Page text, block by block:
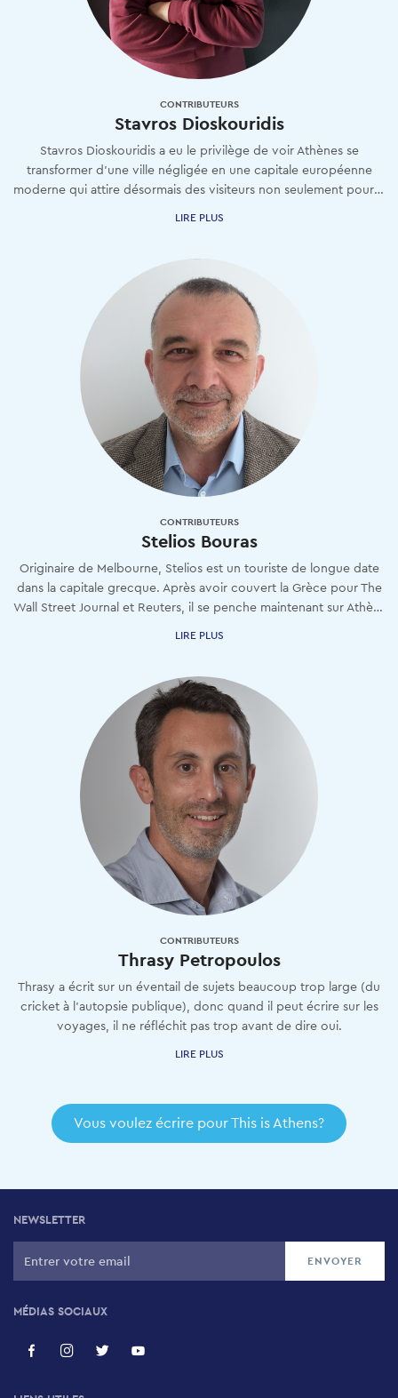
CONTRIBUTEURS
Stavros Dioskouridis
Stavros Dioskouridis a eu le privilège de voir Athènes se
transformer d'une ville négligée en une capitale européenne
moderne qui attire désormais des visiteurs non seulement pour le Parthénon et le beau temps, mais aussi pour sa riche culture et son mode de vie
LIRE PLUS
CONTRIBUTEURS
Stelios Bouras
Originaire de Melbourne, Stelios est un touriste de longue date
dans la capitale grecque. Après avoir couvert la Grèce pour The
Wall Street Journal et Reuters, il se penche maintenant sur Athènes et ses secrets.
LIRE PLUS
CONTRIBUTEURS
Thrasy Petropoulos
Thrasy a écrit sur un éventail de sujets beaucoup trop large (du
cricket à l'autopsie publique), donc quand il peut écrire sur les
voyages, il ne réfléchit pas trop avant de dire oui.
LIRE PLUS
Vous voulez écrire pour This is Athens?
NEWSLETTER
MÉDIAS SOCIAUX